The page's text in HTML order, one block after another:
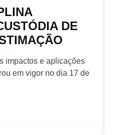
DE
impactos e aplicações
em vigor no dia 17 de